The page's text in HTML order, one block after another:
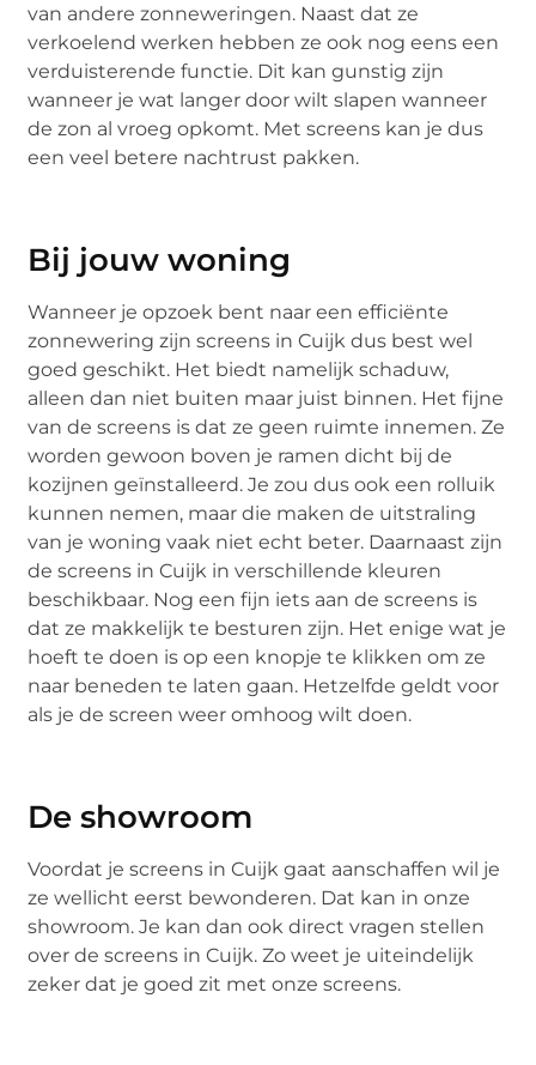
van andere zonneweringen. Naast dat ze
verkoelend werken hebben ze ook nog eens een
verduisterende functie. Dit kan gunstig zijn
wanneer je wat langer door wilt slapen wanneer
de zon al vroeg opkomt. Met screens kan je dus
een veel betere nachtrust pakken.
Bij jouw woning
Wanneer je opzoek bent naar een efficiënte
zonnewering zijn screens in Cuijk dus best wel
goed geschikt. Het biedt namelijk schaduw,
alleen dan niet buiten maar juist binnen. Het fijne
van de screens is dat ze geen ruimte innemen. Ze
worden gewoon boven je ramen dicht bij de
kozijnen geïnstalleerd. Je zou dus ook een rolluik
kunnen nemen, maar die maken de uitstraling
van je woning vaak niet echt beter. Daarnaast zijn
de screens in Cuijk in verschillende kleuren
beschikbaar. Nog een fijn iets aan de screens is
dat ze makkelijk te besturen zijn. Het enige wat je
hoeft te doen is op een knopje te klikken om ze
naar beneden te laten gaan. Hetzelfde geldt voor
als je de screen weer omhoog wilt doen.
De showroom
Voordat je screens in Cuijk gaat aanschaffen wil je
ze wellicht eerst bewonderen. Dat kan in onze
showroom. Je kan dan ook direct vragen stellen
over de screens in Cuijk. Zo weet je uiteindelijk
zeker dat je goed zit met onze screens.